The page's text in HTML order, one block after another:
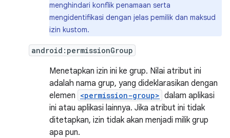
menghindari konflik penamaan serta
mengidentifikasi dengan jelas pemilik dan maksud
izin kustom.
android:permissionGroup
Menetapkan izin ini ke grup. Nilai atribut ini
adalah nama grup, yang dideklarasikan dengan
elemen <permission-group> dalam aplikasi
ini atau aplikasi lainnya. Jika atribut ini tidak
ditetapkan, izin tidak akan menjadi milik grup
apa pun.